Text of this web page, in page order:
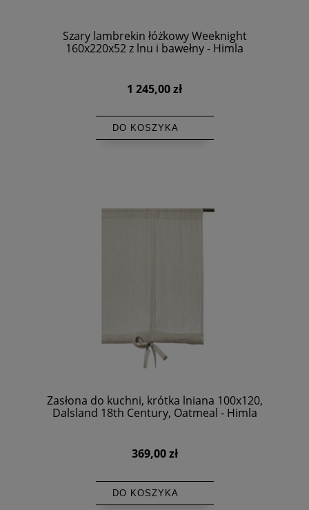
Szary lambrekin łóżkowy Weeknight
160x220x52 z lnu i bawełny - Himla
1 245,00 zł
DO KOSZYKA
Zasłona do kuchni, krótka lniana 100x120,
Dalsland 18th Century, Oatmeal - Himla
369,00 zł
DO KOSZYKA